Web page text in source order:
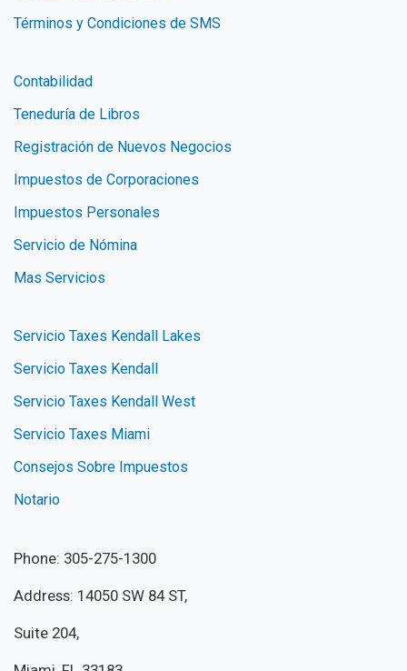
Términos y Condiciones de SMS
Contabilidad
Teneduría de Libros
Registración de Nuevos Negocios
Impuestos de Corporaciones
Impuestos Personales
Servicio de Nómina
Mas Servicios
Servicio Taxes Kendall Lakes
Servicio Taxes Kendall
Servicio Taxes Kendall West
Servicio Taxes Miami
Consejos Sobre Impuestos
Notario
Phone: 305-275-1300
Address: 14050 SW 84 ST,
Suite 204,